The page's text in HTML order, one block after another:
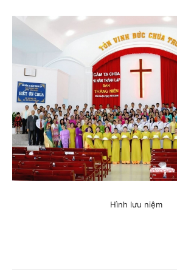
Hình lưu niệm